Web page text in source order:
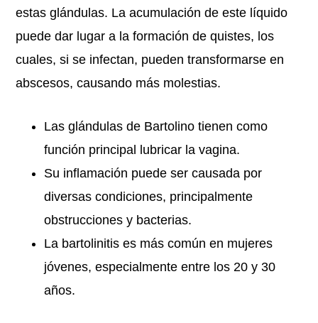
estas glándulas. La acumulación de este líquido
puede dar lugar a la formación de quistes, los
cuales, si se infectan, pueden transformarse en
abscesos, causando más molestias.
Las glándulas de Bartolino tienen como
función principal lubricar la vagina.
Su inflamación puede ser causada por
diversas condiciones, principalmente
obstrucciones y bacterias.
La bartolinitis es más común en mujeres
jóvenes, especialmente entre los 20 y 30
años.